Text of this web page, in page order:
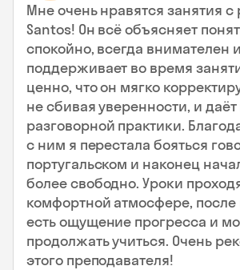
Мне очень нравятся занятия
Santos! Он всё объясняет
спокойно, всегда внимателен и
поддерживает во время
ценно, что он мягко
не сбивая уверенности, и
разговорной практики.
с ним я перестала бояться
португальском и наконец
более свободно. Уроки
комфортной атмосфере, после
есть ощущение прогресса и
продолжать учиться. Очень
этого преподавателя!